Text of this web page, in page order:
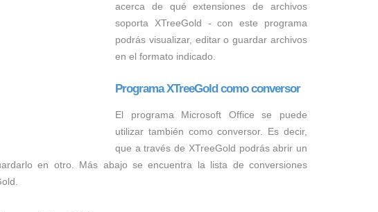
acerca de qué extensiones de archivos
soporta XTreeGold - con este programa
podrás visualizar, editar o guardar archivos
en el formato indicado.
Programa XTreeGold como conversor
El programa Microsoft Office se puede
utilizar también como conversor. Es decir,
que a través de XTreeGold podrás abrir un
en otro. Más abajo se encuentra la lista de conversiones